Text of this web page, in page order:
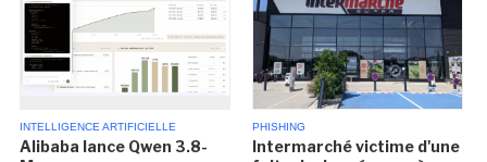
INTELLIGENCE ARTIFICIELLE
Alibaba lance Qwen 3.8-
PHISHING
Intermarché victime d'une